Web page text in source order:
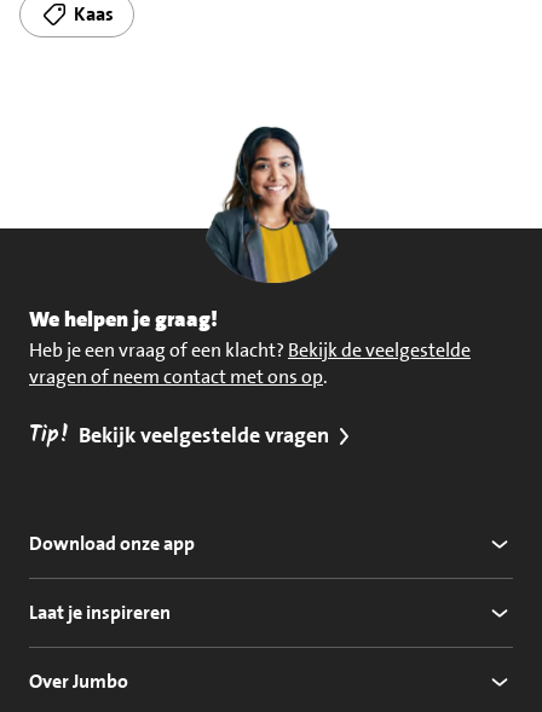
Kaas
We helpen je graag!
Heb je een vraag of een klacht? Bekijk de veelgestelde
vragen of neem contact met ons op.
Tip! Bekijk veelgestelde vragen
Download onze app
Laat je inspireren
Over Jumbo